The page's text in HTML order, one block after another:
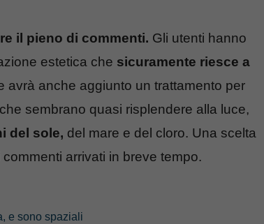
il pieno di commenti. Gli utenti hanno
estetica che sicuramente riesce a
avrà anche aggiunto un trattamento per
sembrano quasi risplendere alla luce,
del sole, del mare e del cloro. Una scelta
arrivati in breve tempo.
e sono spaziali